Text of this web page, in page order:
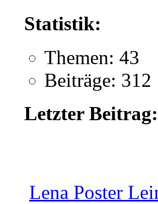
Statistik:
Themen: 43
Beiträge: 312
Letzter Beitrag:
Lena Poster